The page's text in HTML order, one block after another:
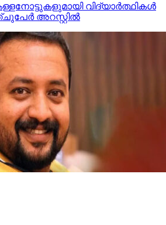
വിദ്യാര്‍ത്ഥികള്‍
അറസ്റ്റില്‍